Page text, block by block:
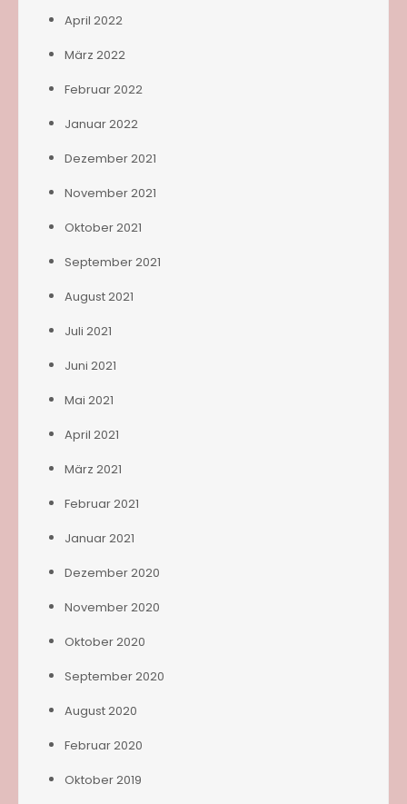
April 2022
März 2022
Februar 2022
Januar 2022
Dezember 2021
November 2021
Oktober 2021
September 2021
August 2021
Juli 2021
Juni 2021
Mai 2021
April 2021
März 2021
Februar 2021
Januar 2021
Dezember 2020
November 2020
Oktober 2020
September 2020
August 2020
Februar 2020
Oktober 2019